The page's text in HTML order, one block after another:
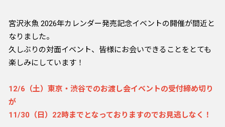
宮沢氷魚 2026年カレンダー発売記念イベントの開催が間近と
なりました。
久しぶりの対面イベント、皆様にお会いできることをとても
楽しみにしています！
12/6（土）東京・渋谷でのお渡し会イベントの受付締め切り
が
11/30（日）22時までとなっておりますのでお見逃しなく！